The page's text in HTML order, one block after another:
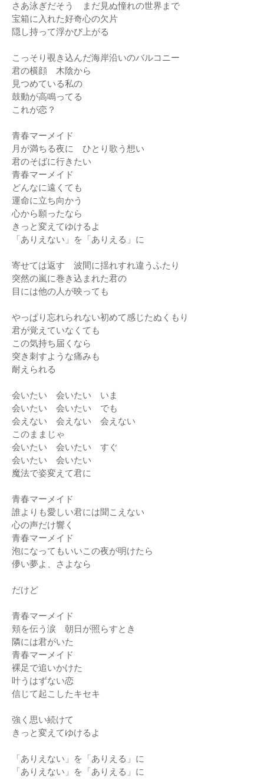
さあ泳ぎだそう まだ見ぬ憧れの世界まで
宝箱に入れた好奇心の欠片
隠し持って浮かび上がる
こっそり覗き込んだ海岸沿いのバルコニー
君の横顔 木陰から
見つめている私の
鼓動が高鳴ってる
これが恋？
青春マーメイド
月が満ちる夜に ひとり歌う想い
君のそばに行きたい
青春マーメイド
どんなに遠くても
運命に立ち向かう
心から願ったなら
きっと変えてゆけるよ
「ありえない」を「ありえる」に
寄せては返す 波間に揺れすれ違うふたり
突然の嵐に巻き込まれた君の
目には他の人が映っても
やっぱり忘れられない初めて感じたぬくもり
君が覚えていなくても
この気持ち届くなら
突き刺すような痛みも
耐えられる
会いたい 会いたい いま
会いたい 会いたい でも
会えない 会えない 会えない
このままじゃ
会いたい 会いたい すぐ
会いたい 会いたい
魔法で姿変えて君に
青春マーメイド
誰よりも愛しい君には聞こえない
心の声だけ響く
青春マーメイド
泡になってもいいこの夜が明けたら
儚い夢よ、さよなら
だけど
青春マーメイド
頬を伝う涙 朝日が照らすとき
隣には君がいた
青春マーメイド
裸足で追いかけた
叶うはずない恋
信じて起こしたキセキ
強く思い続けて
きっと変えてゆけるよ
「ありえない」を「ありえる」に
「ありえない」を「ありえる」に